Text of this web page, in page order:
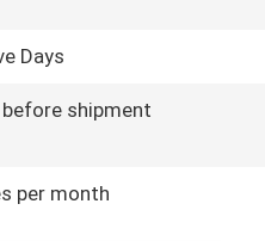
Days
shipment
per month